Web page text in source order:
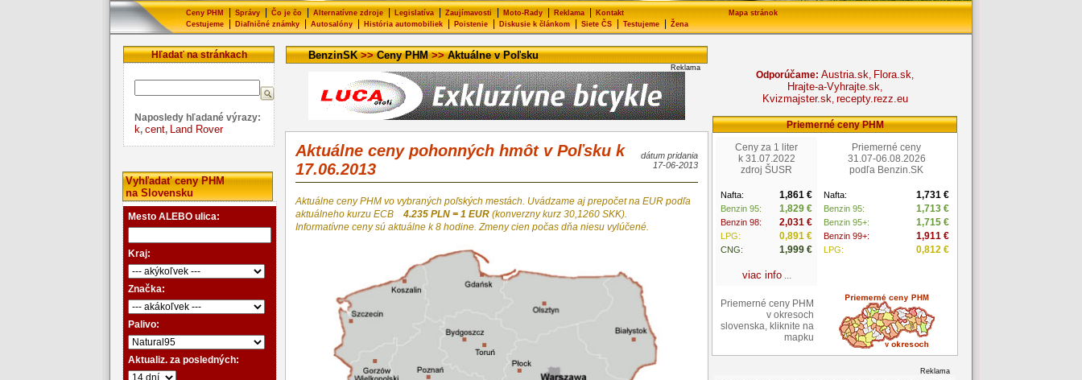
Ceny PHM Správy Čo je čo Alternatívne zdroje Legislatíva Zaujímavosti Moto-Rady Reklama Kontakt
Mapa stránok
Cestujeme| Diaľničné známky| Autosalóny| História automobiliek| Poistenie| Diskusie k článkom| Siete ČS| Testujeme| Žena
Hľadať na stránkach
Naposledy hľadané výrazy:
k, cent, Land Rover
Vyhľadať ceny PHM
na Slovensku
Mesto ALEBO ulica:
Kraj:
Značka:
Palivo:
Aktualiz. za posledných:
BenzinSK>>Ceny PHM>>Aktuálne v Poľsku
Reklama
Aktuálne ceny pohonných hmôt v Poľsku k
17.06.2013
dátum pridania
17-06-2013
Aktuálne ceny PHM vo vybraných poľských mestách. Uvádzame aj prepočet na EUR podľa
aktuálneho kurzu ECB 4.235 PLN = 1 EUR (konverzny kurz 30,1260 SKK).
Informatívne ceny sú aktuálne k 8 hodine. Zmeny cien počas dňa niesu vylúčené.
Odporúčame: Austria.sk, Flora.sk,
Hrajte-a-Vyhrajte.sk,
Kvizmajster.sk, recepty.rezz.eu
Priemerné ceny PHM
Ceny za 1 liter
k 31.07.2022
zdroj ŠUSR
Nafta: 1,861 €
Benzin 95: 1,829 €
Benzin 98: 2,031 €
LPG: 0,891 €
CNG: 1,999 €
viac info...
Priemerné ceny
31.07-06.08.2026
podľa Benzin.SK
Nafta: 1,731 €
Benzin 95: 1,713 €
Benzin 95+: 1,715 €
Benzin 99+: 1,911 €
LPG: 0,812 €
Priemerné ceny PHM
v okresoch
slovenska, kliknite na
mapku
Reklama